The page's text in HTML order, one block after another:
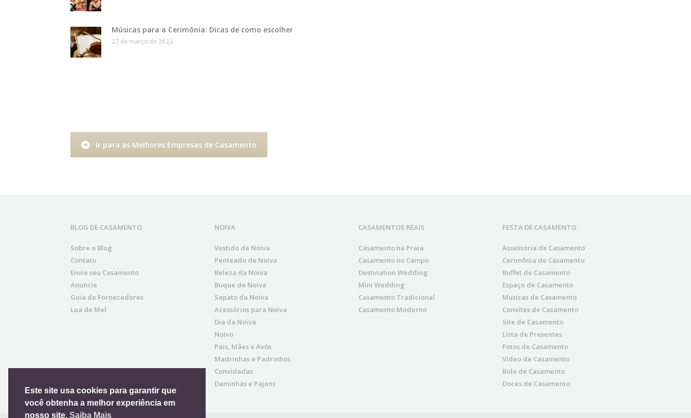
Músicas para a Cerimônia: Dicas de como escolher
27 de março de 2023
Ir para as Melhores Empresas de Casamento
BLOG DE CASAMENTO
Sobre o Blog
Contato
Envie seu Casamento
Anuncie
Guia de Fornecedores
Lua de Mel
NOIVA
Vestido de Noiva
Penteado de Noiva
Beleza da Noiva
Buque de Noiva
Sapato da Noiva
Acessórios para Noiva
Dia da Noiva
Noivo
Pais, Mães e Avós
Madrinhas e Padrinhos
Convidadas
Daminhas e Pajens
CASAMENTOS REAIS
Casamento na Praia
Casamento no Campo
Destination Wedding
Mini Wedding
Casamento Tradicional
Casamento Moderno
FESTA DE CASAMENTO
Assessoria de Casamento
Cerimônia de Casamento
Buffet de Casamento
Espaço de Casamento
Musicas de Casamento
Convites de Casamento
Site de Casamento
Lista de Presentes
Fotos de Casamento
Video de Casamento
Bolo de Casamento
Doces de Casamento
Este site usa cookies para garantir que
você obtenha a melhor experiência em
nosso site. Saiba Mais